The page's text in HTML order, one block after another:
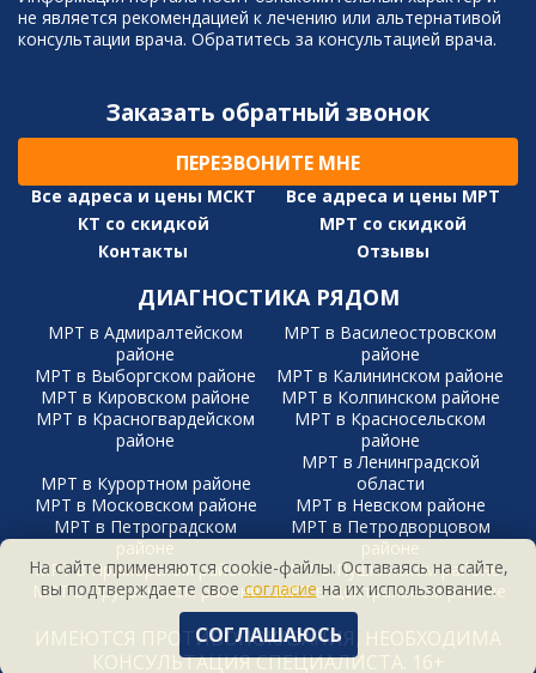
не является рекомендацией к лечению или альтернативой
консультации врача. Обратитесь за консультацией врача.
Заказать обратный звонок
ПЕРЕЗВОНИТЕ МНЕ
Все адреса и цены МСКТ
Все адреса и цены МРТ
КТ со скидкой
МРТ со скидкой
Контакты
Отзывы
ДИАГНОСТИКА РЯДОМ
МРТ в Адмиралтейском
районе
МРТ в Василеостровском
районе
МРТ в Выборгском районе
МРТ в Калининском районе
МРТ в Кировском районе
МРТ в Колпинском районе
МРТ в Красногвардейском
районе
МРТ в Красносельском
районе
МРТ в Курортном районе
МРТ в Ленинградской
области
МРТ в Московском районе
МРТ в Невском районе
МРТ в Петроградском
районе
МРТ в Петродворцовом
районе
МРТ в Приморском районе
МРТ в Пушкинском районе
МРТ в Фрунзенском районе
МРТ в Центральном районе
ИМЕЮТСЯ ПРОТИВОПОКАЗАНИЯ, НЕОБХОДИМА
КОНСУЛЬТАЦИЯ СПЕЦИАЛИСТА. 16+
На сайте применяются cookie-файлы. Оставаясь на сайте,
вы подтверждаете своесогласиена их использование.
СОГЛАШАЮСЬ